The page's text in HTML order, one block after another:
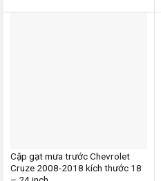
Cặp gạt mưa trước Chevrolet
Cruze 2008-2018 kích thước 18